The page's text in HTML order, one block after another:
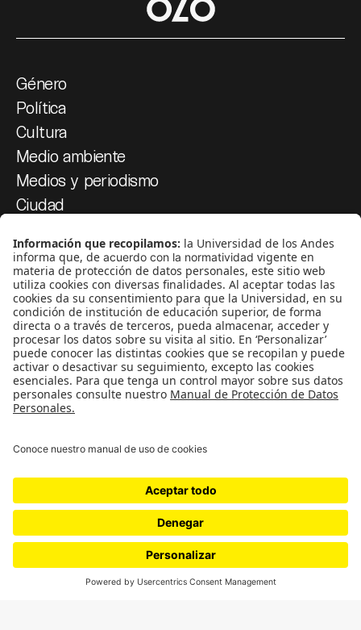
Género
Política
Cultura
Medio ambiente
Medios y periodismo
Ciudad
¿Quiénes somos?
Podcasts
Ediciones especiales
Proyectos 070
¿Quieres escribir en 070?
CONTÁCTANOS
cerosetenta@uniandes.edu.co